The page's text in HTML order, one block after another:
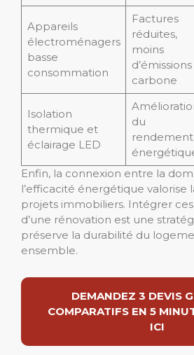
Appareils
électroménagers
basse
consommation
Factures
réduites,
moins
d’émissions
carbone
Isolation
thermique et
éclairage LED
du
rendement
Enfin, la connexion entre la
l’efficacité énergétique valorise
projets immobiliers. Intégrer
d’une rénovation est une
préserve la durabilité du
ensemble.
DEMANDEZ 3 DEVIS
COMPARATIFS EN 5
ICI